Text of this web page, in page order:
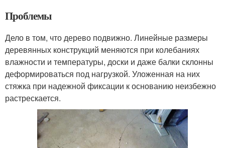
Проблемы
Дело в том, что дерево подвижно. Линейные размеры
деревянных конструкций меняются при колебаниях
влажности и температуры, доски и даже балки склонны
деформироваться под нагрузкой. Уложенная на них
стяжка при надежной фиксации к основанию неизбежно
растрескается.